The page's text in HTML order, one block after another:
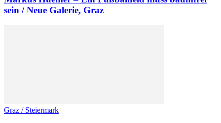
sein / Neue Galerie, Graz
Graz / Steiermark